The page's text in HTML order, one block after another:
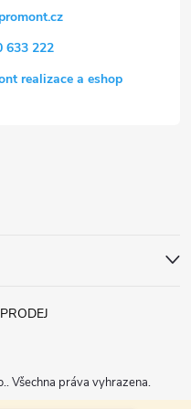
633 222
realizace a eshop
. Všechna práva vyhrazena.